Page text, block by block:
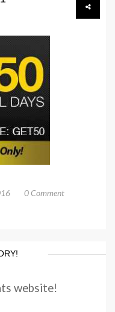
0 Comment
website!